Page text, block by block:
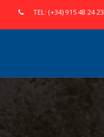
TEL: (+34) 915 48 24 23